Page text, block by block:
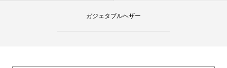
ガジェタブルヘザー